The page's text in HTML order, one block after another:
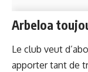
Arbeloa
Le club veut
apporter tant de